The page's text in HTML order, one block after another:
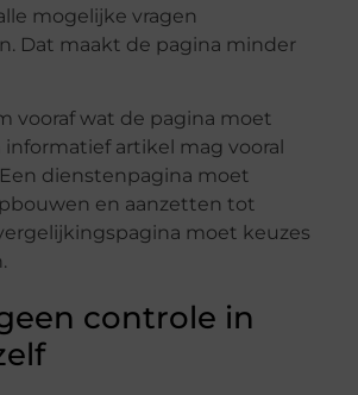
mogelijke vragen
Dat maakt de pagina minder
vooraf wat de pagina moet
informatief artikel mag vooral
dienstenpagina moet
en aanzetten tot
moet keuzes
controle in